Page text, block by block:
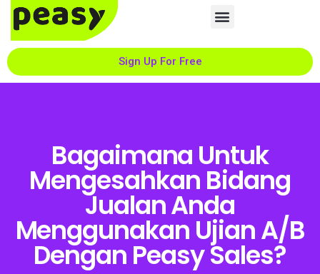
Sign Up For Free
Bagaimana Untuk
Mengesahkan Bidang
Jualan Anda
Menggunakan Ujian A/B
Dengan Peasy Sales?